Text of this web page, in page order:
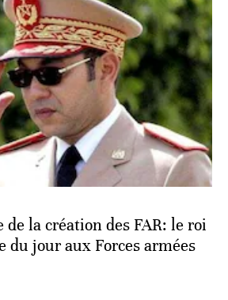
de la création des FAR: le roi
du jour aux Forces armées